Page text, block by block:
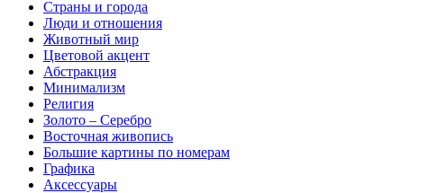
Страны и города
Люди и отношения
Животный мир
Цветовой акцент
Абстракция
Минимализм
Религия
Золото – Серебро
Восточная живопись
Большие картины по номерам
Графика
Аксессуары